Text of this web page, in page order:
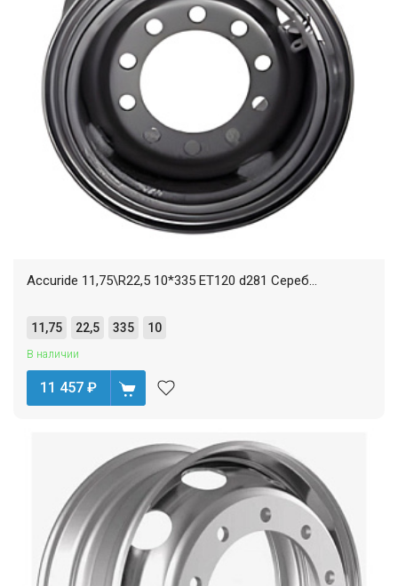
Accuride 11,75\R22,5 10*335 ET120 d281 Сереб...
11,75 22,5 335 10
В наличии
11 457 ₽